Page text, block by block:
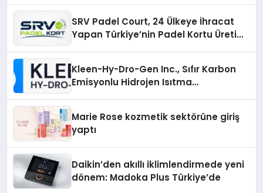
SRV Padel Court, 24 Ülkeye İhracat
Yapan Türkiye’nin Padel Kortu Üretim
Kleen-Hy-Dro-Gen Inc., Sıfır Karbon
Emisyonlu Hidrojen Isıtma
Marie Rose kozmetik sektörüne giriş
yaptı
Daikin’den akıllı iklimlendirmede yeni
dönem: Madoka Plus Türkiye’de